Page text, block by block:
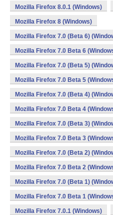
Mozilla Firefox 8.0.1 (Windows)
Mozilla Firefox 8 (Windows)
Mozilla Firefox 7.0 (Beta 6)
Mozilla Firefox 7.0 Beta 6
Mozilla Firefox 7.0 (Beta 5)
Mozilla Firefox 7.0 Beta 5
Mozilla Firefox 7.0 (Beta 4)
Mozilla Firefox 7.0 Beta 4
Mozilla Firefox 7.0 (Beta 3)
Mozilla Firefox 7.0 Beta 3
Mozilla Firefox 7.0 (Beta 2)
Mozilla Firefox 7.0 Beta 2
Mozilla Firefox 7.0 (Beta 1)
Mozilla Firefox 7.0 Beta 1
Mozilla Firefox 7.0.1 (Windows)